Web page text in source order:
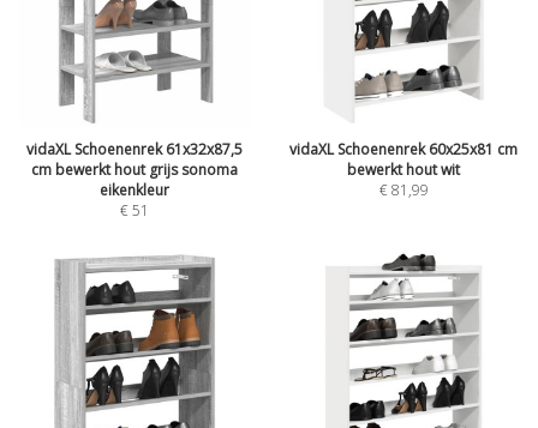
vidaXL Schoenenrek 61x32x87,5
cm bewerkt hout grijs sonoma
eikenkleur
€51
vidaXL Schoenenrek 60x25x81 cm
bewerkt hout wit
€81,99